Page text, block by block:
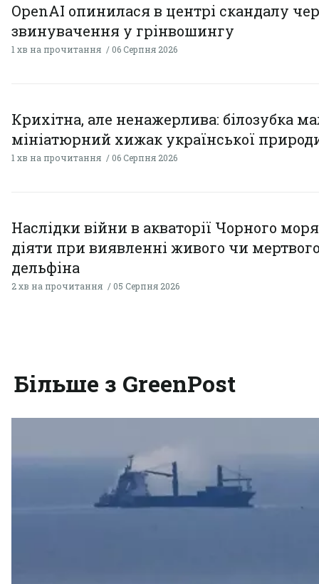
OpenAI опинилася в центрі скандалу
звинувачення у грінвошингу
1 хв на прочитання 06 Серпня 2026
Крихітна, але ненажерлива: білозубка
мініатюрний хижак української
1 хв на прочитання 06 Серпня 2026
Наслідки війни в акваторії Чорного
діяти при виявленні живого чи
дельфіна
2 хв на прочитання 05 Серпня 2026
Більше з GreenPost